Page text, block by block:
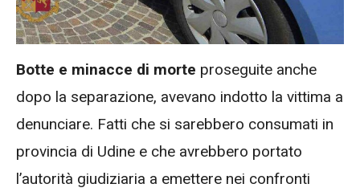
Botte e minacce di morte proseguite anche
dopo la separazione, avevano indotto la vittima a
denunciare. Fatti che si sarebbero consumati in
provincia di Udine e che avrebbero portato
l’autorità giudiziaria a emettere nei confronti